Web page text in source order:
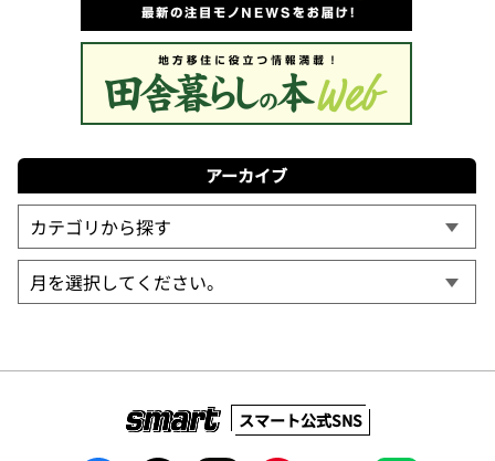
アーカイブ
スマート公式SNS